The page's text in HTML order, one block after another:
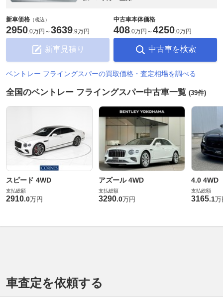
新車価格 （税込）
2950.0万円 ～3639.9万円
新車見積り
中古車本体価格
408.0万円 ～4250.0万円
中古車を検索
ベントレー フライングスパーの買取価格・査定相場を調べる
全国のベントレー フライングスパー中古車一覧 (39件)
スピード 4WD
支払総額
2910.0万円
アズール 4WD
支払総額
3290.0万円
4.0 4WD
支払総額
3165.1万
車査定を依頼する